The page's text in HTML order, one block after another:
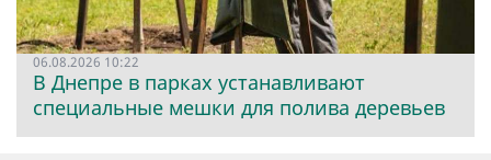
06.08.2026 10:22
В Днепре в парках устанавливают
специальные мешки для полива деревьев